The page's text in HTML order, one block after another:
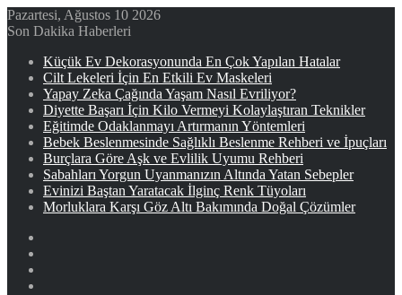
Pazartesi, Ağustos 10 2026
Son Dakika Haberleri
Küçük Ev Dekorasyonunda En Çok Yapılan Hatalar
Cilt Lekeleri İçin En Etkili Ev Maskeleri
Yapay Zeka Çağında Yaşam Nasıl Evriliyor?
Diyette Başarı İçin Kilo Vermeyi Kolaylaştıran Teknikler
Eğitimde Odaklanmayı Artırmanın Yöntemleri
Bebek Beslenmesinde Sağlıklı Beslenme Rehberi ve İpuçları
Burçlara Göre Aşk ve Evlilik Uyumu Rehberi
Sabahları Yorgun Uyanmanızın Altında Yatan Sebepler
Evinizi Baştan Yaratacak İlginç Renk Tüyoları
Morluklara Karşı Göz Altı Bakımında Doğal Çözümler